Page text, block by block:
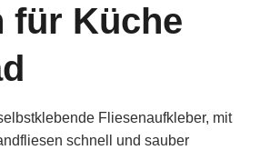
für Küche
Fliesenaufkleber, mit
schnell und sauber